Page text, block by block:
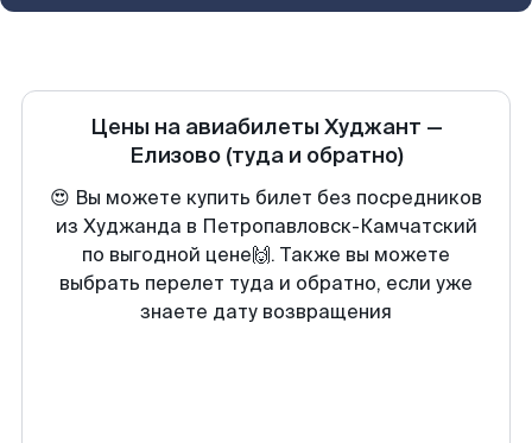
Цены на авиабилеты Худжант —
Елизово (туда и обратно)
😍 Вы можете купить билет без посредников
из Худжанда в Петропавловск-Камчатский
по выгодной цене🙌. Также вы можете
выбрать перелет туда и обратно, если уже
знаете дату возвращения